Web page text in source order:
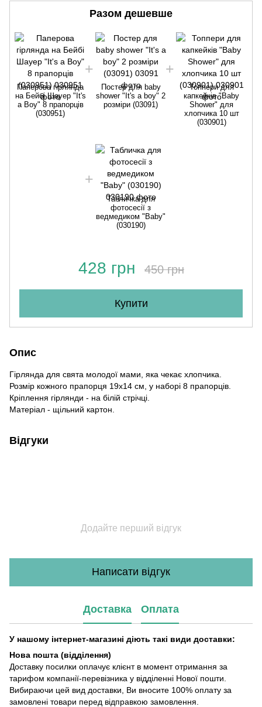
Разом дешевше
Паперова гірлянда
на Бейбі Шауер "It's
a Boy" 8 прапорців
(030951)
Постер для baby
shower "It's a boy" 2
розміри (03091)
Топпери для
капкейків "Baby
Shower" для
хлопчика 10 шт
(030901)
Табличка для
фотосесії з
ведмедиком "Baby"
(030190)
428 грн 450 грн
Купити
Опис
Гірлянда для свята молодої мами, яка чекає хлопчика.
Розмір кожного прапорця 19х14 см, у наборі 8 прапорців.
Кріплення гірлянди - на білій стрічці.
Матеріал - щільний картон.
Відгуки
Додайте перший відгук
Написати відгук
Доставка Оплата
У нашому інтернет-магазині діють такі види доставки:
Нова пошта (відділення)
Доставку посилки оплачує клієнт в момент отримання за
тарифом компанії-перевізника у відділенні Нової пошти.
Вибираючи цей вид доставки, Ви вносите 100% оплату за
замовлені товари перед відправкою замовлення.